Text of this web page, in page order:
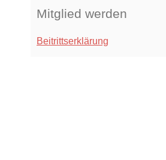
Mitglied werden
Beitrittserklärung